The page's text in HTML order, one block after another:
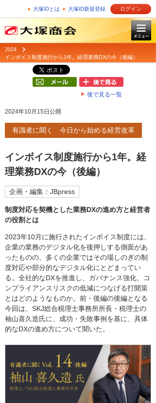
大塚IDとは 大塚ID新規登録 ログイン
2024
インボイス制度施行から1年。経理業務DXの今（後編）
後で見る一覧
2024年10月15日公開
有識者に聞く 今日から始める経営改革
インボイス制度施行から1年。経
理業務DXの今（後編）
企画・編集：JBpress
制度対応を契機とした業務DXの進め方と経営者
の役割とは
2023年10月に施行されたインボイス制度には、
企業の業務のデジタル化を後押しする側面があ
ったものの、多くの企業ではその場しのぎの制
度対応や部分的なデジタル化にとどまってい
る。全社的なDXを推進し、ガバナンス強化、コ
ンプライアンスリスクの低減につなげる打開策
とはどのようなものか。前・後編の後編となる
今回は、SKJ総合税理士事務所所長・税理士の
袖山喜久造氏に、成功・失敗事例を基に、具体
的なDXの進め方について聞いた。